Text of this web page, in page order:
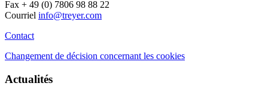
Fax + 49 (0) 7806 98 88 22
Courriel info@treyer.com
Contact
Changement de décision concernant les cookies
Actualités